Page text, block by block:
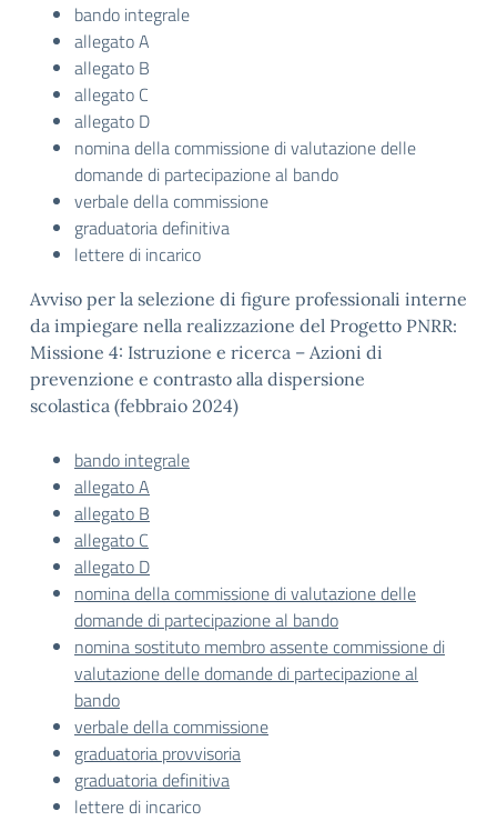
bando integrale
allegato A
allegato B
allegato C
allegato D
nomina della commissione di valutazione delle
domande di partecipazione al bando
verbale della commissione
graduatoria definitiva
lettere di incarico
Avviso per la selezione di figure professionali interne
da impiegare nella realizzazione del Progetto PNRR:
Missione 4: Istruzione e ricerca – Azioni di
prevenzione e contrasto alla dispersione
scolastica (febbraio 2024)
bando integrale
allegato A
allegato B
allegato C
allegato D
nomina della commissione di valutazione delle
domande di partecipazione al bando
nomina sostituto membro assente commissione di
valutazione delle domande di partecipazione al
bando
verbale della commissione
graduatoria provvisoria
graduatoria definitiva
lettere di incarico